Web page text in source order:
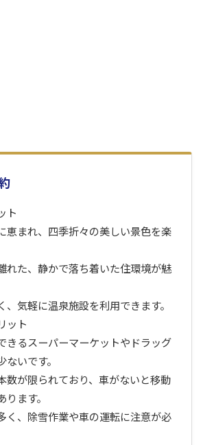
ト
恵まれ、四季折々の美しい景色を楽
れた、静かで落ち着いた住環境が魅
、気軽に温泉施設を利用できます。
ット
きるスーパーマーケットやドラッグ
いです。
数が限られており、車がないと移動
ます。
く、除雪作業や車の運転に注意が必